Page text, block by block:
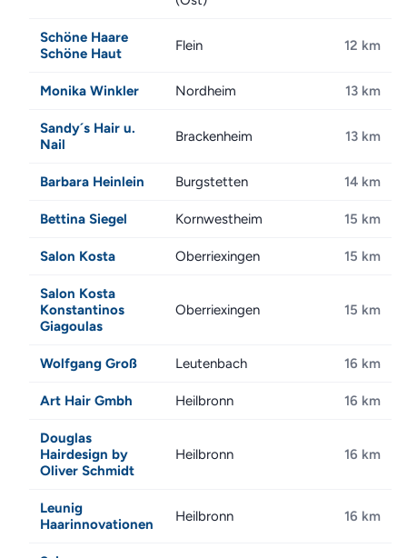
Schöne Haare
Schöne Haut
Flein 12 km
Monika Winkler Nordheim 13 km
Sandy´s Hair u.
Nail
Brackenheim 13 km
Barbara Heinlein Burgstetten 14 km
Bettina Siegel Kornwestheim 15 km
Salon Kosta Oberriexingen 15 km
Salon Kosta
Konstantinos
Giagoulas
Oberriexingen 15 km
Wolfgang Groß Leutenbach 16 km
Art Hair Gmbh Heilbronn 16 km
Douglas
Hairdesign by
Oliver Schmidt
Heilbronn 16 km
Leunig
Haarinnovationen
Heilbronn 16 km